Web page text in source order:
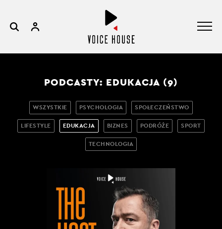
PODCASTY: EDUKACJA (9)
WSZYSTKIE PSYCHOLOGIA SPOŁECZEŃSTWO
LIFESTYLE EDUKACJA BIZNES PODRÓŻE SPORT
TECHNOLOGIA